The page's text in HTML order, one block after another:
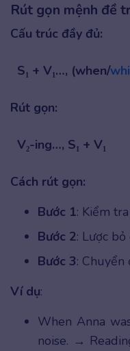
Rút gọn mệnh đề
Cấu trúc đầy đủ:
S₁ + V₁…, (when/
Rút gọn:
V₂-ing…, S₁ + V₁
Cách rút gọn:
Bước 1: Kiểm
Bước 2: Lược
Bước 3:
Ví dụ:
When Anna
noise. →